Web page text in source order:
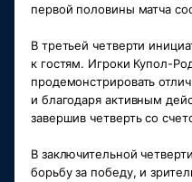
первой половины матча
В третьей четверти
к гостям. Игроки Купол-
продемонстрировать
и благодаря активным
завершив четверть со
В заключительной
борьбу за победу, и